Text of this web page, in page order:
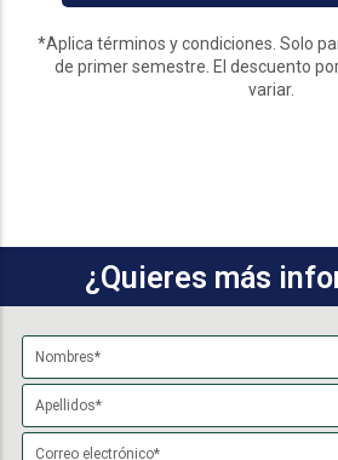
*Aplica términos y condiciones. Solo
de primer semestre. El descuento
variar.
¿Quieres más